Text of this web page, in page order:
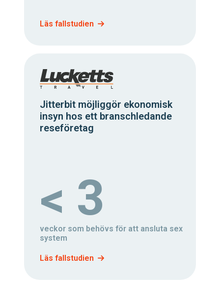
Läs fallstudien
Jitterbit möjliggör ekonomisk
insyn hos ett branschledande
reseföretag
< 3
veckor som behövs för att ansluta sex
system
Läs fallstudien